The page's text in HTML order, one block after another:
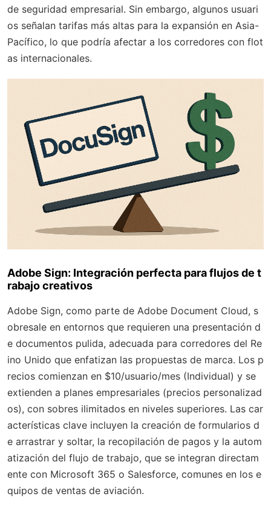
de seguridad empresarial. Sin embargo, algunos usuari
os señalan tarifas más altas para la expansión en Asia-
Pacífico, lo que podría afectar a los corredores con flot
as internacionales.
Adobe Sign: Integración perfecta para flujos de t
rabajo creativos
Adobe Sign, como parte de Adobe Document Cloud, s
obresale en entornos que requieren una presentación d
e documentos pulida, adecuada para corredores del Re
ino Unido que enfatizan las propuestas de marca. Los p
recios comienzan en $10/usuario/mes (Individual) y se
extienden a planes empresariales (precios personalizad
os), con sobres ilimitados en niveles superiores. Las car
acterísticas clave incluyen la creación de formularios d
e arrastrar y soltar, la recopilación de pagos y la autom
atización del flujo de trabajo, que se integran directam
ente con Microsoft 365 o Salesforce, comunes en los e
quipos de ventas de aviación.